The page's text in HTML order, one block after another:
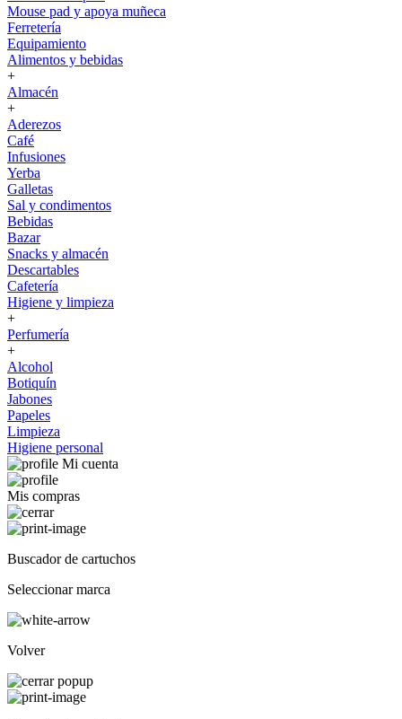
Mouse pad y apoya muñeca
Ferretería
Equipamiento
Alimentos y bebidas
+
Almacén
+
Aderezos
Café
Infusiones
Yerba
Galletas
Sal y condimentos
Bebidas
Bazar
Snacks y almacén
Descartables
Cafetería
Higiene y limpieza
+
Perfumería
+
Alcohol
Botiquín
Jabones
Papeles
Limpieza
Higiene personal
Mi cuenta
Mis compras
Buscador de cartuchos
Seleccionar marca
Volver